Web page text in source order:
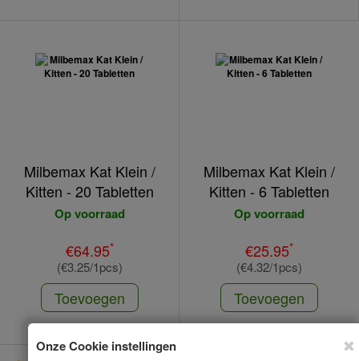
Milbemax Kat Klein /
Kitten - 20 Tabletten
Op voorraad
€64.95*
(€3.25/1pcs)
Toevoegen
Milbemax Kat Klein /
Kitten - 6 Tabletten
Op voorraad
€25.95*
(€4.32/1pcs)
Toevoegen